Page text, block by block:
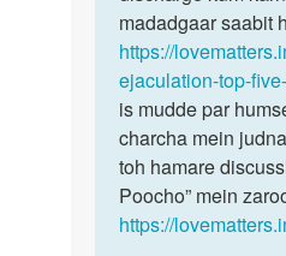
madadgaar saabit
https://
ejaculation-top-
is mudde par
charcha mein
toh hamare
Poocho” mein
https://